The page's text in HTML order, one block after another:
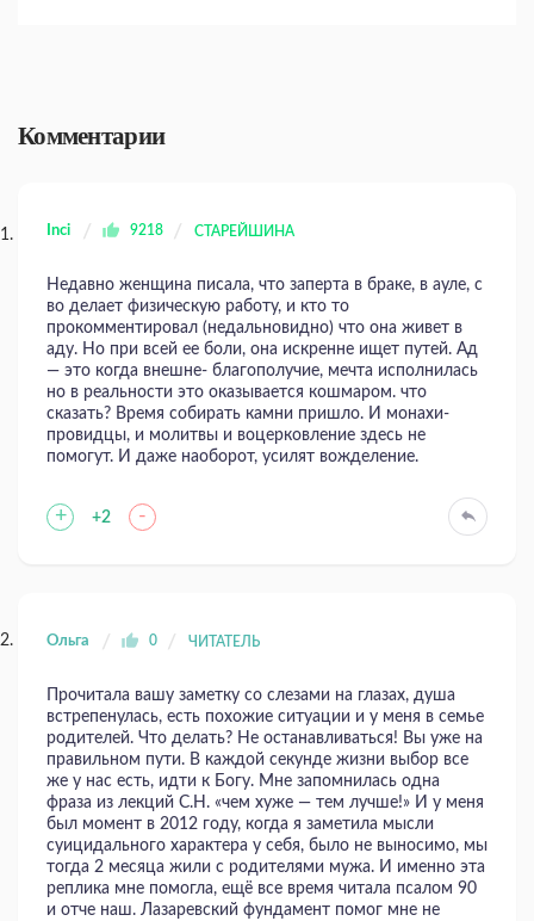
Комментарии
Inci 9218 СТАРЕЙШИНА
Недавно женщина писала, что заперта в браке, в ауле, с
во делает физическую работу, и кто то
прокомментировал (недальновидно) что она живет в
аду. Но при всей ее боли, она искренне ищет путей. Ад
— это когда внешне- благополучие, мечта исполнилась
но в реальности это оказывается кошмаром. что
сказать? Время собирать камни пришло. И монахи-
провидцы, и молитвы и воцерковление здесь не
помогут. И даже наоборот, усилят вожделение.
+ +2 -
Ольга 0 ЧИТАТЕЛЬ
Прочитала вашу заметку со слезами на глазах, душа
встрепенулась, есть похожие ситуации и у меня в семье
родителей. Что делать? Не останавливаться! Вы уже на
правильном пути. В каждой секунде жизни выбор все
же у нас есть, идти к Богу. Мне запомнилась одна
фраза из лекций С.Н. «чем хуже — тем лучше!» И у меня
был момент в 2012 году, когда я заметила мысли
суицидального характера у себя, было не выносимо, мы
тогда 2 месяца жили с родителями мужа. И именно эта
реплика мне помогла, ещё все время читала псалом 90
и отче наш. Лазаревский фундамент помог мне не